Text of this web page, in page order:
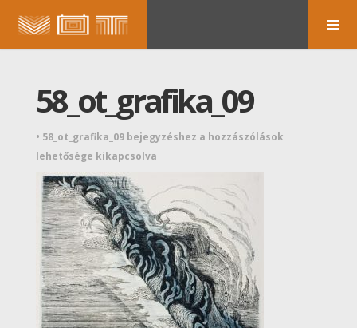
58_ot_grafika_09
• 58_ot_grafika_09 bejegyzéshez a hozzászólások
lehetősége kikapcsolva